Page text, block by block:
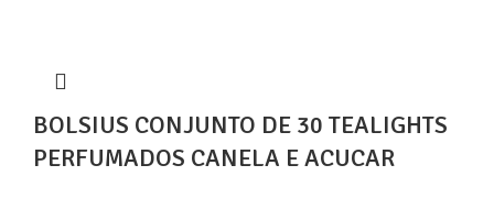
BOLSIUS CONJUNTO DE 30 TEALIGHTS
PERFUMADOS CANELA E ACUCAR